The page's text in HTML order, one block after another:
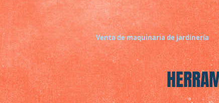
Venta de maquinaria de jardinería